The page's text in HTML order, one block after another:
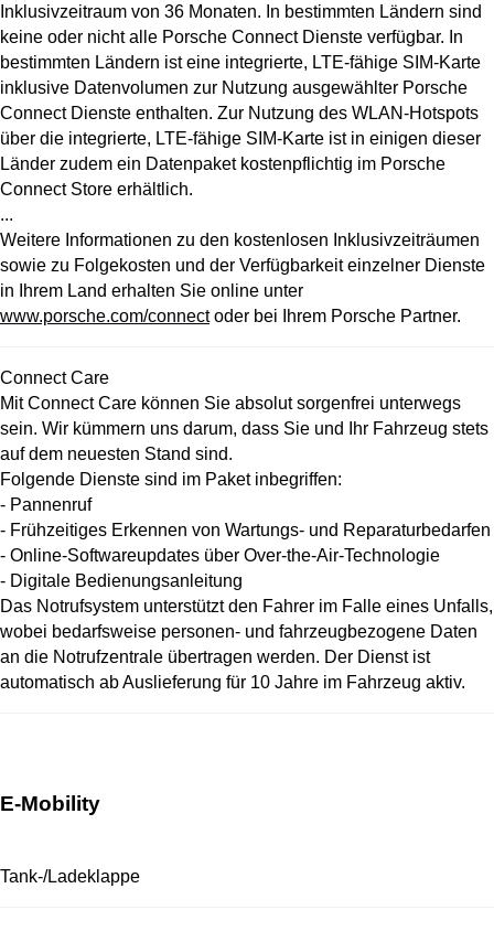
Inklusivzeitraum von 36 Monaten. In bestimmten Ländern sind
keine oder nicht alle Porsche Connect Dienste verfügbar. In
bestimmten Ländern ist eine integrierte, LTE-fähige SIM-Karte
inklusive Datenvolumen zur Nutzung ausgewählter Porsche
Connect Dienste enthalten. Zur Nutzung des WLAN-Hotspots
über die integrierte, LTE-fähige SIM-Karte ist in einigen dieser
Länder zudem ein Datenpaket kostenpflichtig im Porsche
Connect Store erhältlich.
...
Weitere Informationen zu den kostenlosen Inklusivzeiträumen
sowie zu Folgekosten und der Verfügbarkeit einzelner Dienste
in Ihrem Land erhalten Sie online unter
www.porsche.com/connectoder bei Ihrem Porsche Partner.
Connect Care
Mit Connect Care können Sie absolut sorgenfrei unterwegs
sein. Wir kümmern uns darum, dass Sie und Ihr Fahrzeug stets
auf dem neuesten Stand sind.
Folgende Dienste sind im Paket inbegriffen:
- Pannenruf
- Frühzeitiges Erkennen von Wartungs- und Reparaturbedarfen
- Online-Softwareupdates über Over-the-Air-Technologie
- Digitale Bedienungsanleitung
Das Notrufsystem unterstützt den Fahrer im Falle eines Unfalls,
wobei bedarfsweise personen- und fahrzeugbezogene Daten
an die Notrufzentrale übertragen werden. Der Dienst ist
automatisch ab Auslieferung für 10 Jahre im Fahrzeug aktiv.
E-Mobility
Tank-/Ladeklappe